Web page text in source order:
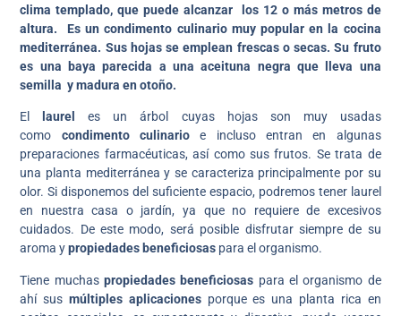
clima templado, que puede alcanzar los 12 o más metros de
altura. Es un condimento culinario muy popular en la cocina
mediterránea. Sus hojas se emplean frescas o secas. Su fruto
es una baya parecida a una aceituna negra que lleva una
semilla y madura en otoño.
El laurel
es un árbol cuyas hojas son muy usadas
como condimento culinario e incluso entran en algunas
preparaciones farmacéuticas, así como sus frutos. Se trata de
una planta mediterránea y se caracteriza principalmente por su
olor. Si disponemos del suficiente espacio, podremos tener laurel
en nuestra casa o jardín, ya que no requiere de excesivos
cuidados. De este modo, será posible disfrutar siempre de su
aroma ypropiedades beneficiosas para el organismo.
Tiene muchaspropiedades beneficiosas para el organismo de
ahí sus múltiples aplicacionesporque es una planta rica en